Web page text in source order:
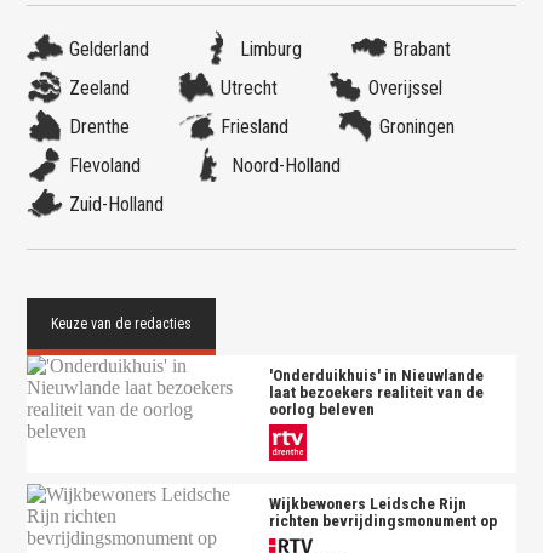
Gelderland Limburg
Brabant
Zeeland
Utrecht
Overijssel
Drenthe
Friesland
Groningen
Flevoland
Noord-Holland
Zuid-Holland
'Onderduikhuis' in Nieuwlande
laat bezoekers realiteit van de
oorlog beleven
Wijkbewoners Leidsche Rijn
richten bevrijdingsmonument op